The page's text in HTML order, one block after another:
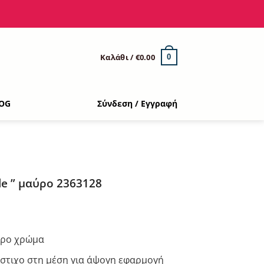
Καλάθι /€0.00 0
Σύνδεση / Εγγραφή
” μαύρο 2363128
χρώμα
στη μέση για άψογη εφαρμογή